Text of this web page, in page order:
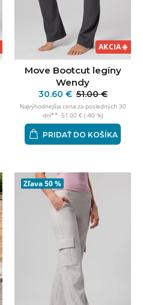
AKCIA☀️
Move Bootcut legíny
Wendy
30.60 € 51.00 €
Najvýhodnejšia cena za posledných 30
dní**: 51.00 € (-40 %)
PRIDAŤ DO KOŠÍKA
Zľava50 %